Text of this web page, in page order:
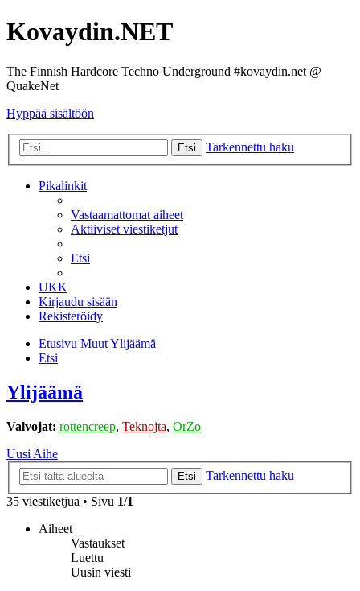
Kovaydin.NET
The Finnish Hardcore Techno Underground #kovaydin.net @
QuakeNet
Hyppää sisältöön
Etsi Tarkennettu haku
Pikalinkit
Vastaamattomat aiheet
Aktiiviset viestiketjut
Etsi
UKK
Kirjaudu sisään
Rekisteröidy
Etusivu MuutYlijäämä
Etsi
Ylijäämä
Valvojat: rottencreep, Teknojta, OrZo
Uusi Aihe
Etsi
Tarkennettu haku
35 viestiketjua • Sivu 1/1
Aiheet
Vastaukset
Luettu
Uusin viesti